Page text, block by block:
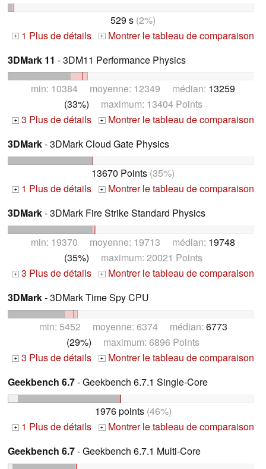
529 s (2%)
+ 1 Plus de détails + Montrer le tableau de comparaison
3DMark 11 - 3DM11 Performance Physics
min: 10384 moyenne: 12349 médian: 13259
(33%) maximum: 13404 Points
+ 3 Plus de détails + Montrer le tableau de comparaison
3DMark- 3DMark Cloud Gate Physics
13670 Points (35%)
+ 1 Plus de détails + Montrer le tableau de comparaison
3DMark- 3DMark Fire Strike Standard Physics
min: 19370 moyenne: 19713 médian: 19748
(35%) maximum: 20021 Points
+ 3 Plus de détails + Montrer le tableau de comparaison
3DMark- 3DMark Time Spy CPU
min: 5452 moyenne: 6374 médian: 6773
(29%) maximum: 6896 Points
+ 3 Plus de détails + Montrer le tableau de comparaison
Geekbench 6.7- Geekbench 6.7.1 Single-Core
1976 points(46%)
+ 1 Plus de détails + Montrer le tableau de comparaison
Geekbench 6.7- Geekbench 6.7.1 Multi-Core